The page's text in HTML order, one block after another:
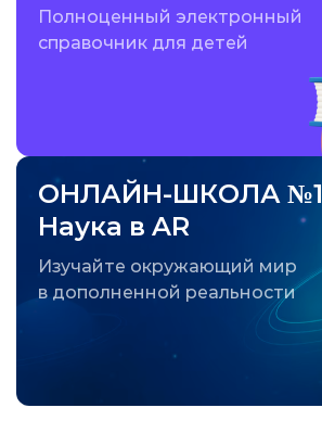
Полноценный электронный
справочник для детей
ОНЛАЙН-ШКОЛА №1
Наука в AR
Изучайте окружающий мир
в дополненной реальности